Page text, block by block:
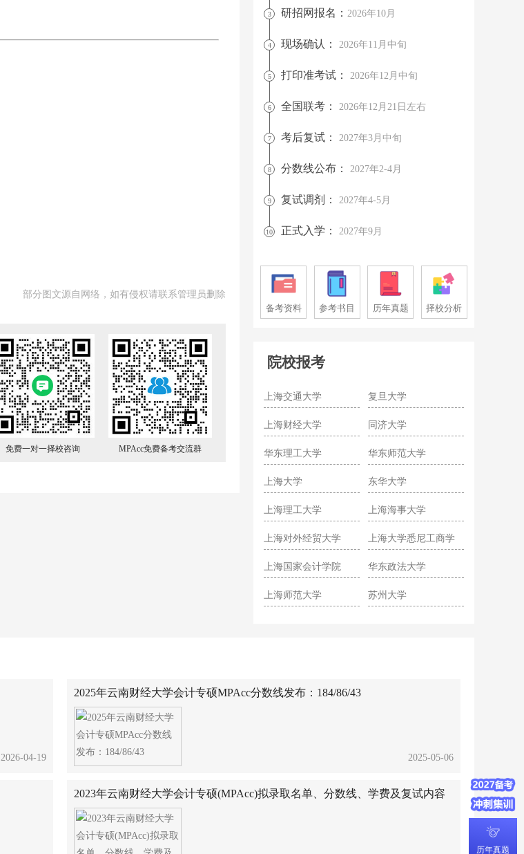
部分图文源自网络，如有侵权请联系管理员删除
免费一对一择校咨询 MPAcc免费备考交流群
3 研招网报名： 2026年10月
4 现场确认： 2026年11月中旬
5 打印准考试： 2026年12月中旬
6 全国联考： 2026年12月21日左右
7 考后复试： 2027年3月中旬
8 分数线公布： 2027年2-4月
9 复试调剂： 2027年4-5月
10 正式入学： 2027年9月
备考资料 参考书目 历年真题 择校分析
院校报考
上海交通大学 复旦大学
上海财经大学 同济大学
华东理工大学 华东师范大学
上海大学 东华大学
上海理工大学 上海海事大学
上海对外经贸大学
上海大学悉尼工商学
上海国家会计学院 华东政法大学
上海师范大学 苏州大学
2026-04-19
2025年云南财经大学会计专硕MPAcc分数线发布：184/86/43
2025-05-06
2023年云南财经大学会计专硕(MPAcc)拟录取名单、分数线、学费及复试内容
历年真题